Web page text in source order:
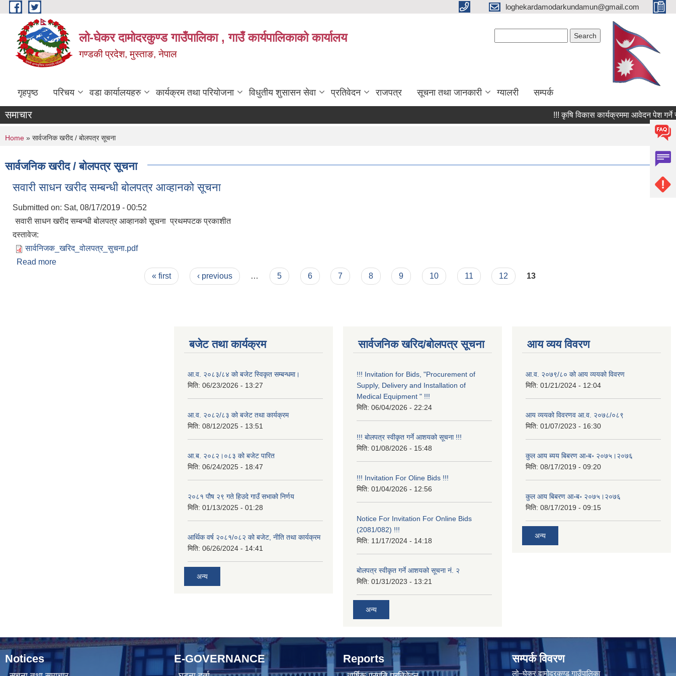
Skip to main content loghekardamodarkundamun@gmail.com
लो-घेकर दामोदरकुण्ड गाउँपालिका , गाउँ कार्यपालिकाको कार्यालय
गण्डकी प्रदेश, मुस्ताङ, नेपाल
गृहपृष्ठ परिचय वडा कार्यालयहरु कार्यक्रम तथा परियोजना विधुतीय शुसासन सेवा प्रतिवेदन राजपत्र सूचना तथा जानकारी ग्यालरी सम्पर्क
समाचार !!! कृषि विकास कार्यक्रममा आवेदन पेश गर्ने
You are here
Home » सार्वजनिक खरीद / बोलपत्र सूचना
सार्वजनिक खरीद / बोलपत्र सूचना
सवारी साधन खरीद सम्बन्धी बोलपत्र आव्हानको सूचना
Submitted on: Sat, 08/17/2019 - 00:52
सवारी साधन खरीद सम्बन्धी बोलपत्र आव्हानको सूचना प्रथमपटक प्रकाशीत
दस्तावेज:
सार्वनिजक_खरिद_वोलपत्र_सुचना.pdf
Read more
« first ‹ previous … 5 6 7 8 9 10 11 12 13
बजेट तथा कार्यक्रम
आ.व. २०८३/८४ को बजेट स्विकृत सम्बन्धमा।
मिति: 06/23/2026 - 13:27
आ.व. २०८२/८३ को बजेट तथा कार्यक्रम
मिति: 08/12/2025 - 13:51
आ.ब. २०८२।०८३ को बजेट पारित
मिति: 06/24/2025 - 18:47
२०८१ पौष २९ गते हिउदे गाउँ सभाको निर्णय
मिति: 01/13/2025 - 01:28
आर्थिक वर्ष २०८१/०८२ को बजेट, नीति तथा कार्यक्रम
मिति: 06/26/2024 - 14:41
अन्य
सार्वजनिक खरिद/बोलपत्र सूचना
!!! Invitation for Bids, "Procurement of
Supply, Delivery and Installation of
Medical Equipment " !!!
मिति: 06/04/2026 - 22:24
!!! बोलपत्र स्वीकृत गर्ने आशयको सूचना !!!
मिति: 01/08/2026 - 15:48
!!! Invitation For Oline Bids !!!
मिति: 01/04/2026 - 12:56
Notice For Invitation For Online Bids
(2081/082) !!!
मिति: 11/17/2024 - 14:18
बोलपत्र स्वीकृत गर्ने आशयको सूचना नं. २
मिति: 01/31/2023 - 13:21
अन्य
आय व्यय विवरण
आ.व. २०७९/८० को आय व्ययको विवरण
मिति: 01/21/2024 - 12:04
आय व्ययको विवरणव आ.व. २०७८/०८९
मिति: 01/07/2023 - 16:30
कुल आय ब्यय बिबरण आ॰ब॰ २०७५।२०७६
मिति: 08/17/2019 - 09:20
कुल आय बिबरण आ॰ब॰ २०७५।२०७६
मिति: 08/17/2019 - 09:15
अन्य
Notices E-GOVERNANCE Reports सम्पर्क विवरण
लो–घेकर दामोदरकुण्ड गाउँपालिका